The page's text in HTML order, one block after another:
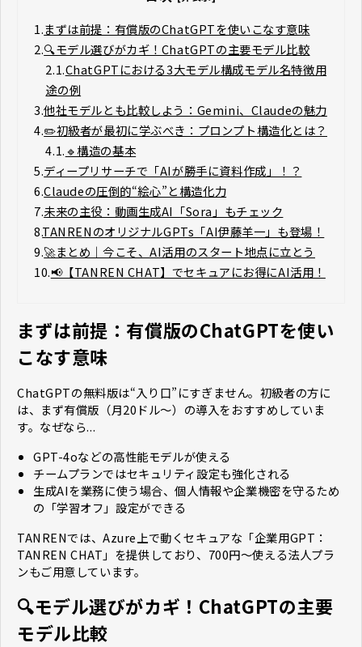
1.まずは前提：有償版のChatGPTを使いこなす意味
2.🔍モデル選びがカギ！ChatGPTの主要モデル比較
2.1.ChatGPTにおける3大モデル構成モデル名特徴用
途の例
3.他社モデルとも比較しよう：Gemini、Claudeの魅力
4.✏️初級者が最初に学ぶべき：プロンプト構造化とは？
4.1.🔹構造の基本
5.ディープリサーチで「AIが勝手に資料作成」！？
6.Claudeの圧倒的“絵心”と構造化力
7.未来の主役：動画生成AI「Sora」もチェック
8.TANRENのオリジナルGPTs「AI伊藤羊一」も登場！
9.🚀まとめ｜今こそ、AI活用のスタート地点に立とう
10.📢【TANREN CHAT】でセキュアにお得にAI活用！
まずは前提：有償版のChatGPTを使い
こなす意味
ChatGPTの無料版は“入り口”にすぎません。初級者の方に
は、まず有償版（月20ドル〜）の導入をおすすめしていま
す。なぜなら...
GPT-4oなどの高性能モデルが使える
チームプランではセキュリティ設定も強化される
生成AIを業務に使う場合、個人情報や企業機密を守るため
の「学習オフ」設定ができる
TANRENでは、Azure上で動くセキュアな「企業用GPT：
TANREN CHAT」を提供しており、700円〜使える法人プラ
ンもご用意しています。
🔍モデル選びがカギ！ChatGPTの主要
モデル比較